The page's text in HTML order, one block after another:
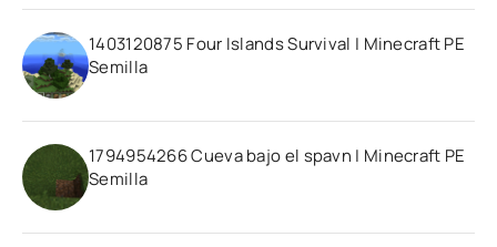
1403120875 Four Islands Survival | Minecraft PE
Semilla
1794954266 Cueva bajo el spavn | Minecraft PE
Semilla